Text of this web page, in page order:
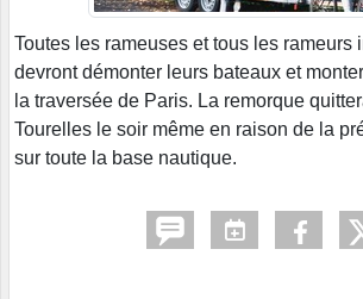
Toutes les rameuses et tous les rameurs
devront démonter leurs bateaux et
la traversée de Paris. La remorque
Tourelles le soir même en raison de la
sur toute la base nautique.